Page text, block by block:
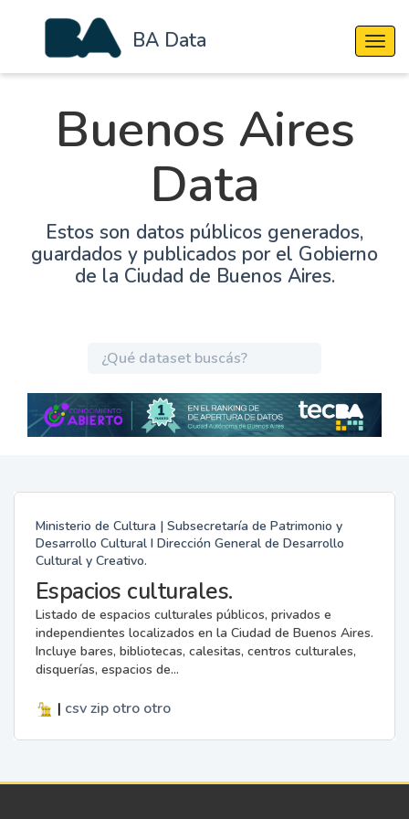
BA Data
Buenos Aires
Data
Estos son datos públicos generados,
guardados y publicados por el Gobierno
de la Ciudad de Buenos Aires.
Ministerio de Cultura | Subsecretaría de Patrimonio y
Desarrollo Cultural I Dirección General de Desarrollo
Cultural y Creativo.
Espacios culturales.
Listado de espacios culturales públicos, privados e
independientes localizados en la Ciudad de Buenos Aires.
Incluye bares, bibliotecas, calesitas, centros culturales,
disquerías, espacios de...
| csv zip otro otro